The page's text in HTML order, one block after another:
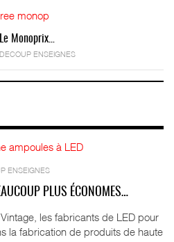
Monoprix…
ENSEIGNES
ENSEIGNES
PLUS ÉCONOMES…
les fabricants de LED pour
la fabrication de produits de haute